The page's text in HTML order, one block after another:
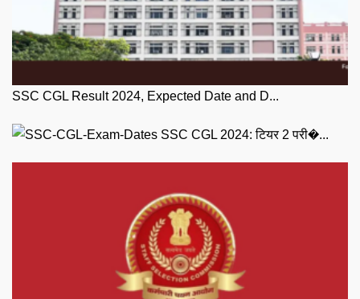
SSC CGL Result 2024, Expected Date and D...
SSC CGL 2024: टियर 2 परी�...